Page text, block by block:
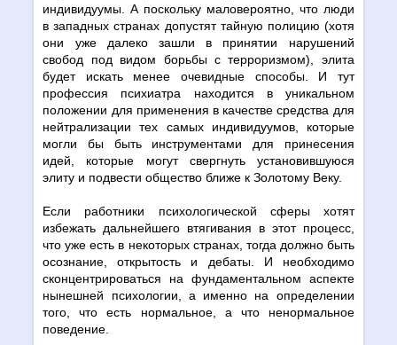
индивидуумы. А поскольку маловероятно, что люди
в западных странах допустят тайную полицию (хотя
они уже далеко зашли в принятии нарушений
свобод под видом борьбы с терроризмом), элита
будет искать менее очевидные способы. И тут
профессия психиатра находится в уникальном
положении для применения в качестве средства для
нейтрализации тех самых индивидуумов, которые
могли бы быть инструментами для принесения
идей, которые могут свергнуть установившуюся
элиту и подвести общество ближе к Золотому Веку.
Если работники психологической сферы хотят
избежать дальнейшего втягивания в этот процесс,
что уже есть в некоторых странах, тогда должно быть
осознание, открытость и дебаты. И необходимо
сконцентрироваться на фундаментальном аспекте
нынешней психологии, а именно на определении
того, что есть нормальное, а что ненормальное
поведение.